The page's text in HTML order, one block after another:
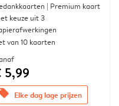
| Premium kaart
keuze uit 3
van 10 kaarten
5,99
Elke dag lage prijzen